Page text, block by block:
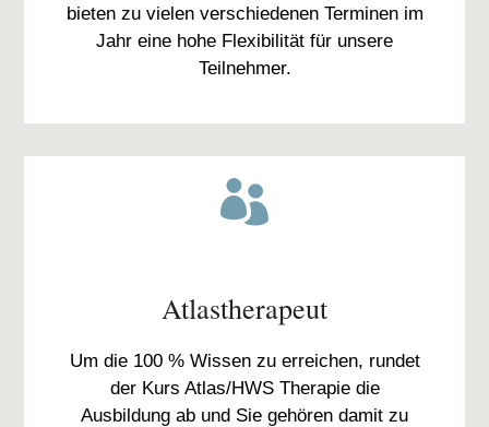
bieten zu vielen verschiedenen Terminen im
Jahr eine hohe Flexibilität für unsere
Teilnehmer.

Atlastherapeut
Um die 100 % Wissen zu erreichen, rundet
der Kurs Atlas/HWS Therapie die
Ausbildung ab und Sie gehören damit zu